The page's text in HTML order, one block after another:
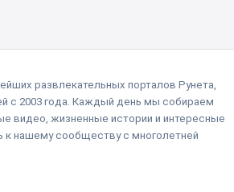
развлекательных порталов Рунета,
с 2003 года. Каждый день мы собираем
видео, жизненные истории и интересные
к нашему сообществу с многолетней